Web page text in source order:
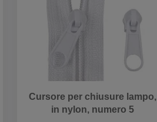
Cursore per chiusure lampo,
in nylon, numero 5